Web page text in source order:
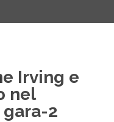
Irving e
nel
2